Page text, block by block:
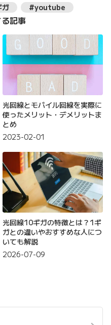
#youtube
記事
光回線とモバイル回線を実際に
使ったメリット・デメリットま
とめ
2023-02-01
光回線10ギガの特徴とは？1ギ
ガとの違いやおすすめな人につ
いても解説
2026-07-09